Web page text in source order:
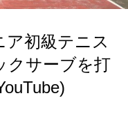
初級テニス
サーブを打